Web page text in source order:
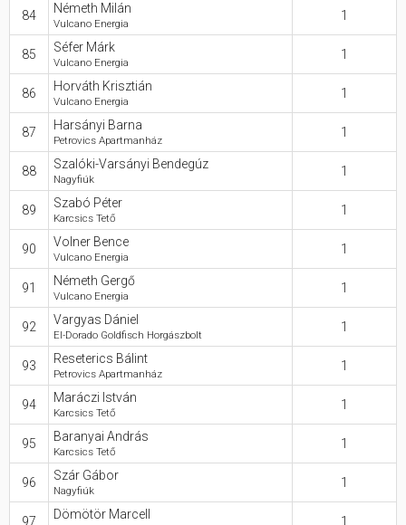
84 Németh Milán
Vulcano Energia
1
85 Séfer Márk
Vulcano Energia
1
86 Horváth Krisztián
Vulcano Energia
1
87 Harsányi Barna
Petrovics Apartmanház
1
88 Szalóki-Varsányi Bendegúz
Nagyfiúk
1
89 Szabó Péter
Karcsics Tető
1
90 Volner Bence
Vulcano Energia
1
91 Németh Gergő
Vulcano Energia
1
92 Vargyas Dániel
El-Dorado Goldfisch Horgászbolt
1
93 Reseterics Bálint
Petrovics Apartmanház
1
94 Maráczi István
Karcsics Tető
1
95 Baranyai András
Karcsics Tető
1
96 Szár Gábor
Nagyfiúk
1
97 Dömötör Marcell 1